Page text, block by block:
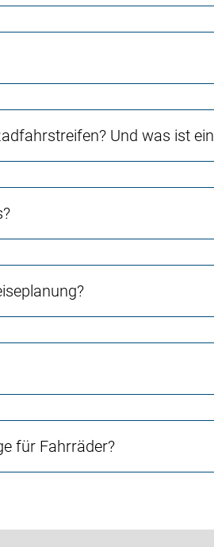
Und was ist
für Fahrräder?